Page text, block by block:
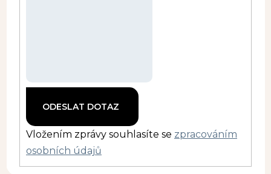
Vložením zprávy souhlasíte se zpracováním
osobních údajů